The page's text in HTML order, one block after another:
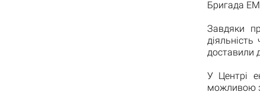
Бригада
Завдяки
доставили
У Центрі
можливою